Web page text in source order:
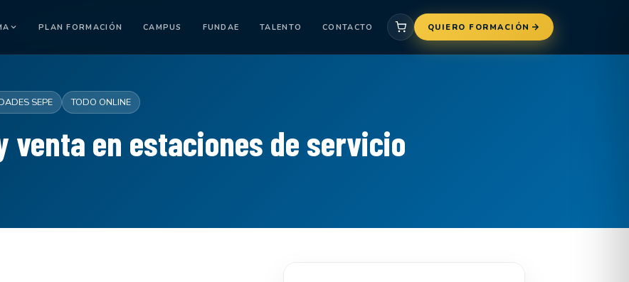
PLAN FORMACIÓN CAMPUS FUNDAE TALENTO CONTACTO QUIERO FORMACIÓN
SEPE TODO ONLINE
venta en estaciones de servicio